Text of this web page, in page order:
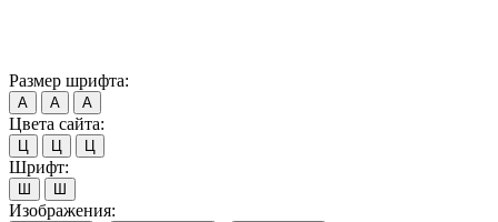
Размер шрифта:
А А А
Цвета сайта:
Ц Ц Ц
Шрифт:
Ш Ш
Изображения: